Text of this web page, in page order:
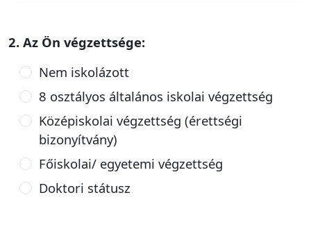
2. Az Ön végzettsége:
Nem iskolázott
8 osztályos általános iskolai végzettség
Középiskolai végzettség (érettségi
bizonyítvány)
Főiskolai/ egyetemi végzettség
Doktori státusz